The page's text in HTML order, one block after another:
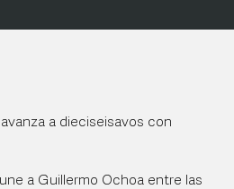
a dieciseisavos con
a Guillermo Ochoa entre las